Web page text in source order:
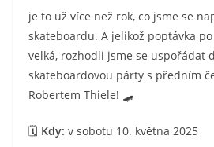
je to už více než rok, co jsme se
skateboardu. A jelikož poptávka
velká, rozhodli jsme se uspořádat
skateboardovou párty s předním
Robertem Thiele! 🛹
🗓️ Kdy: v sobotu 10. května 2025